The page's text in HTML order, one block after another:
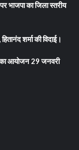
भाजपा का जिला स्तरीय
शर्मा की विदाई।
का आयोजन 29 जनवरी